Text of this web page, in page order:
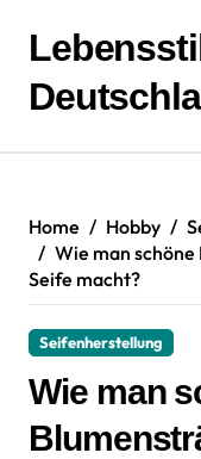
Inhalt
springen
Home Hobby
Wie man
Seife macht?
Seifenherstellung
Wie man